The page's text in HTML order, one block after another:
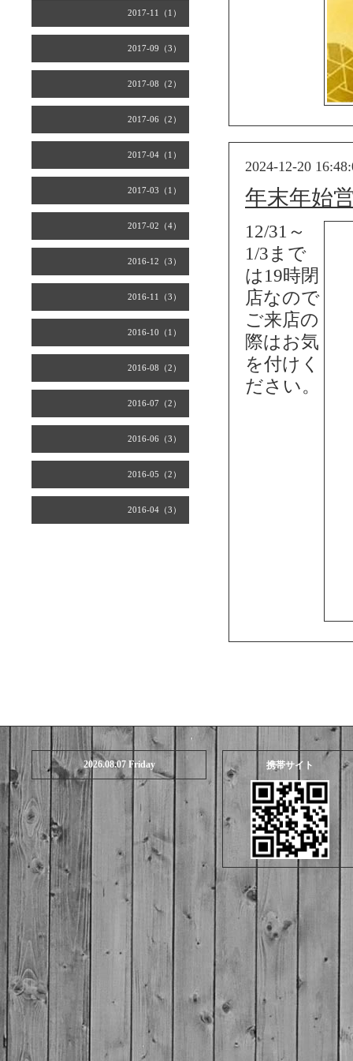
2017-11（1）
2017-09（3）
2017-08（2）
2017-06（2）
2017-04（1）
2017-03（1）
2017-02（4）
2016-12（3）
2016-11（3）
2016-10（1）
2016-08（2）
2016-07（2）
2016-06（3）
2016-05（2）
2016-04（3）
2024-12-20
年末年始
12/31～
1/3まで
は19時閉
店なので
ご来店の
際はお気
を付けく
ださい。
2026.08.07 Friday 携帯サイト